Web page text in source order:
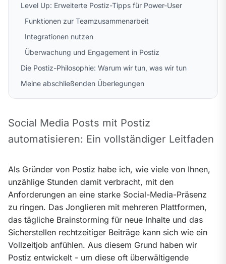
Level Up: Erweiterte Postiz-Tipps für Power-User
Funktionen zur Teamzusammenarbeit
Integrationen nutzen
Überwachung und Engagement in Postiz
Die Postiz-Philosophie: Warum wir tun, was wir tun
Meine abschließenden Überlegungen
Social Media Posts mit Postiz
automatisieren: Ein vollständiger Leitfaden
Als Gründer von Postiz habe ich, wie viele von Ihnen,
unzählige Stunden damit verbracht, mit den
Anforderungen an eine starke Social-Media-Präsenz
zu ringen. Das Jonglieren mit mehreren Plattformen,
das tägliche Brainstorming für neue Inhalte und das
Sicherstellen rechtzeitiger Beiträge kann sich wie ein
Vollzeitjob anfühlen. Aus diesem Grund haben wir
Postiz entwickelt - um diese oft überwältigende